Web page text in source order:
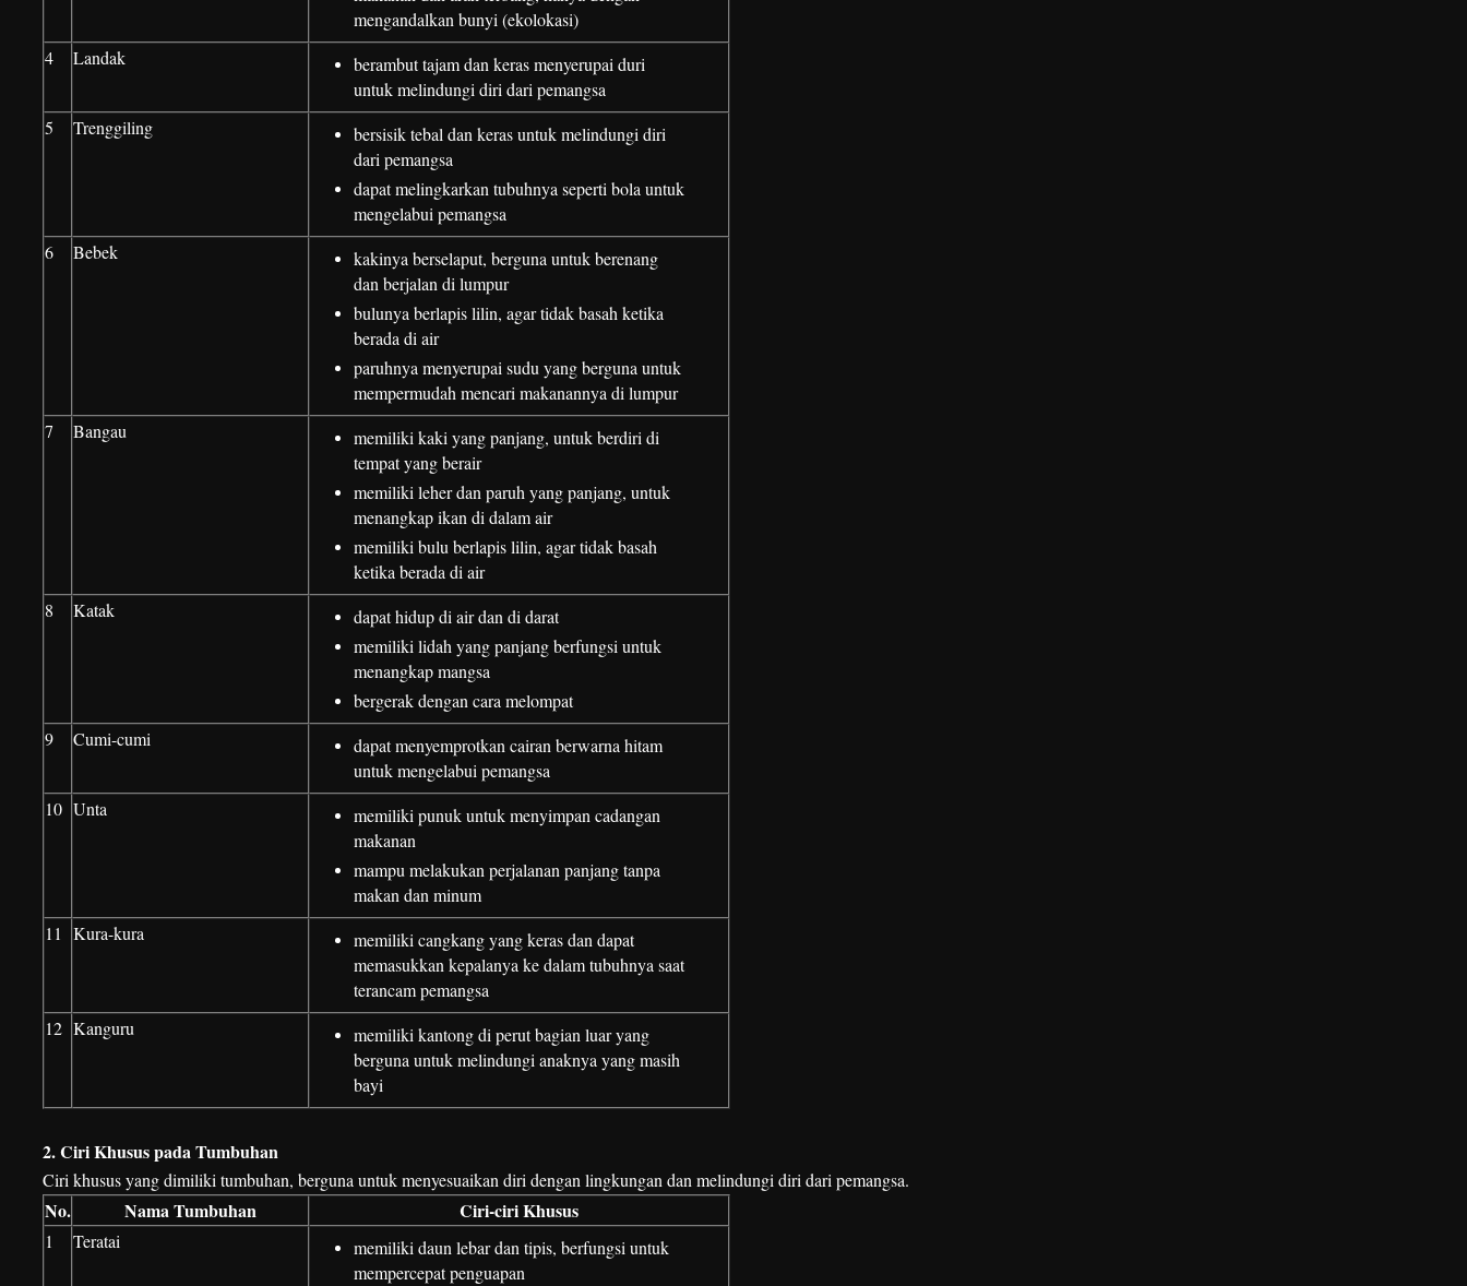
mengandalkan bunyi (ekolokasi)
4
Landak
berambut tajam dan keras menyerupai duri
untuk melindungi diri dari pemangsa
5
Trenggiling
bersisik tebal dan keras untuk melindungi diri
dari pemangsa
dapat melingkarkan tubuhnya seperti bola untuk
mengelabui pemangsa
6
Bebek
kakinya berselaput, berguna untuk berenang
dan berjalan di lumpur
bulunya berlapis lilin, agar tidak basah ketika
berada di air
paruhnya menyerupai sudu yang berguna untuk
mempermudah mencari makanannya di lumpur
7
Bangau
memiliki kaki yang panjang, untuk berdiri di
tempat yang berair
memiliki leher dan paruh yang panjang, untuk
menangkap ikan di dalam air
memiliki bulu berlapis lilin, agar tidak basah
ketika berada di air
8
Katak
dapat hidup di air dan di darat
memiliki lidah yang panjang berfungsi untuk
menangkap mangsa
bergerak dengan cara melompat
9
Cumi-cumi
dapat menyemprotkan cairan berwarna hitam
untuk mengelabui pemangsa
10 Unta
memiliki punuk untuk menyimpan cadangan
makanan
mampu melakukan perjalanan panjang tanpa
makan dan minum
11
Kura-kura
memiliki cangkang yang keras dan dapat
memasukkan kepalanya ke dalam tubuhnya saat
terancam pemangsa
12 Kanguru
memiliki kantong di perut bagian luar yang
berguna untuk melindungi anaknya yang masih
bayi
2. Ciri Khusus pada Tumbuhan
Ciri khusus yang dimiliki tumbuhan, berguna untuk menyesuaikan diri dengan lingkungan dan melindungi diri dari pemangsa.
No. Nama Tumbuhan Ciri-ciri Khusus
1 Teratai
memiliki daun lebar dan tipis, berfungsi untuk
mempercepat penguapan